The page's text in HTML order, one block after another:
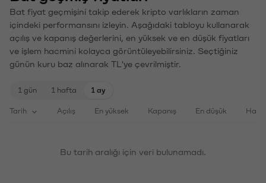
Bat fiyat geçmişini takip ederek kripto varlıkların zaman
içindeki performansını izleyin. Aşağıdaki tabloyu kullanarak
açılış ve kapanış değerlerini, en yüksek ve en düşük fiyatları
ve işlem hacmini kolayca görüntüleyebilirsiniz. Seçtiğiniz
günün kuru baz alınarak TL'ye çevrilmiştir.
1 gün 1 hafta 1 ay
Tarih Açılış En yüksek Kapanış En düşük
Bu tarih aralığı için veri bulunamadı.